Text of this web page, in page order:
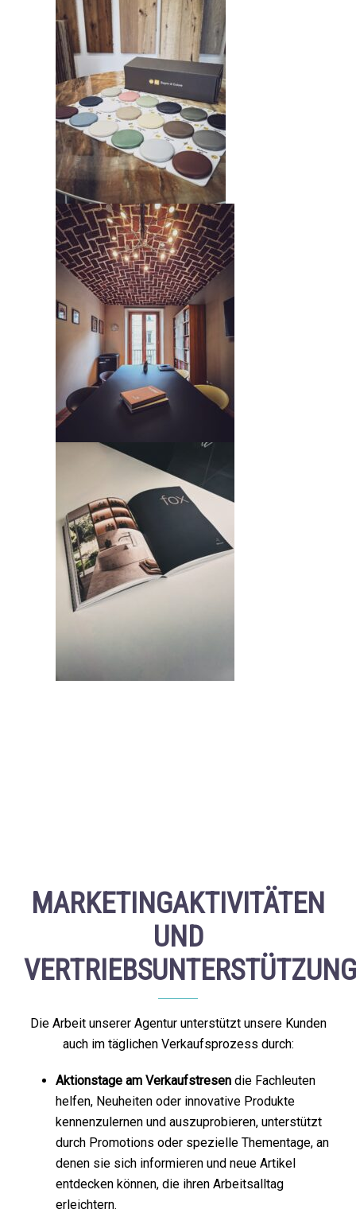
MARKETINGAKTIVITÄTEN
UND
VERTRIEBSUNTERSTÜTZUNG
Die Arbeit unserer Agentur unterstützt unsere Kunden
auch im täglichen Verkaufsprozess durch:
Aktionstage am Verkaufstresen die Fachleuten
helfen, Neuheiten oder innovative Produkte
kennenzulernen und auszuprobieren, unterstützt
durch Promotions oder spezielle Thementage, an
denen sie sich informieren und neue Artikel
entdecken können, die ihren Arbeitsalltag
erleichtern.